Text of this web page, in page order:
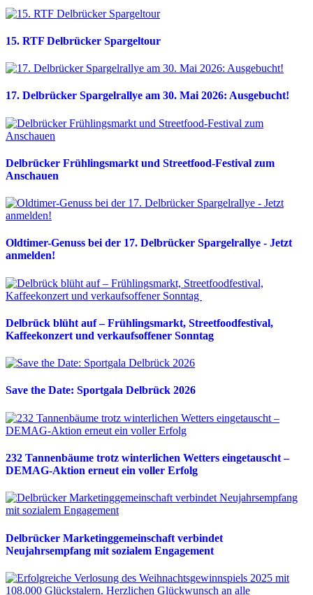
15. RTF Delbrücker Spargeltour
17. Delbrücker Spargelrallye am 30. Mai 2026: Ausgebucht!
Delbrücker Frühlingsmarkt und Streetfood-Festival zum
Anschauen
Oldtimer-Genuss bei der 17. Delbrücker Spargelrallye - Jetzt
anmelden!
Delbrück blüht auf – Frühlingsmarkt, Streetfoodfestival,
Kaffeekonzert und verkaufsoffener Sonntag
Save the Date: Sportgala Delbrück 2026
232 Tannenbäume trotz winterlichen Wetters eingetauscht –
DEMAG-Aktion erneut ein voller Erfolg
Delbrücker Marketinggemeinschaft verbindet
Neujahrsempfang mit sozialem Engagement